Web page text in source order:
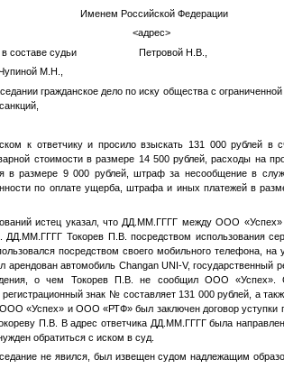
Именем Российской Федерации
года <адрес>
составе судьи Петровой Н.В.,
М.Н.
гражданское дело по иску общества с
к ответчику и просило взыскать 131 000 рублей в
стоимости в размере 14 500 рублей, расходы на
в размере 9 000 рублей, штраф за несообщение в
по оплате ущерба, штрафа и иных платежей в
истец указал, что ДД.ММ.ГГГГ между ООО
ДД.ММ.ГГГГ Токорев П.В. посредством использования
посредством своего мобильного телефона,
автомобиль Changan UNI-V, государственный
о чем Токорев П.В.
не сообщил ООО «Успех».
знак № составляет 131 000 рублей, а
«Успех» и ООО «РТФ» был заключен договор уступки
П.В. В адрес ответчика ДД.ММ.ГГГГбыла
обратиться с иском в суд.
не явился, был извещен судом надлежащим